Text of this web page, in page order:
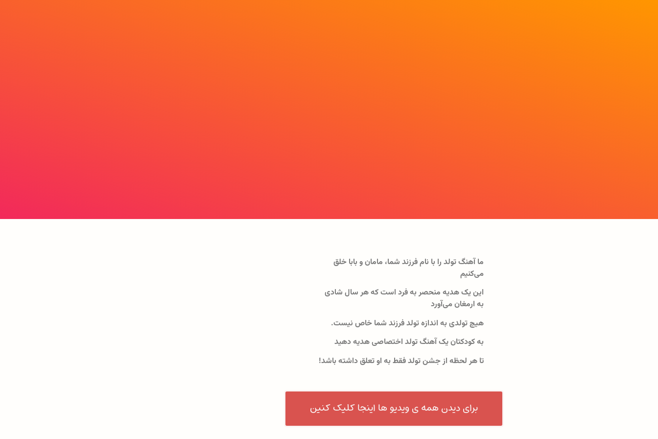
ما آهنگ تولد را با نام فرزند شما، مامان و بابا خلق
می‌کنیم
این یک هدیه منحصر به فرد است که هر سال شادی
به ارمغان می‌آورد
هیچ تولدی به اندازه تولد فرزند شما خاص نیست.
به کودکتان یک آهنگ تولد اختصاصی هدیه دهید
تا هر لحظه از جشن تولد فقط به او تعلق داشته باشد!
برای دیدن همه ی ویدیو ها اینجا کلیک کنین